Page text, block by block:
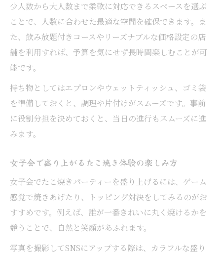
少人数から大人数まで柔軟に対応できるスペースを選ぶ
ことで、人数に合わせた最適な空間を確保できます。ま
た、飲み放題付きコースやリーズナブルな価格設定の店
舗を利用すれば、予算を気にせず長時間楽しむことが可
能です。
持ち物としてはエプロンやウェットティッシュ、ゴミ袋
を準備しておくと、調理や片付けがスムーズです。事前
に役割分担を決めておくと、当日の進行もスムーズに進
みます。
女子会で盛り上がるたこ焼き体験の楽しみ方
女子会でたこ焼きパーティーを盛り上げるには、ゲーム
感覚で焼きあげたり、トッピング対決をしてみるのがお
すすめです。例えば、誰が一番きれいに丸く焼けるかを
競うことで、自然と笑顔があふれます。
写真を撮影してSNSにアップする際は、カラフルな盛り